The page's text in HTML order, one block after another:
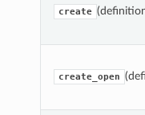
create
create_open